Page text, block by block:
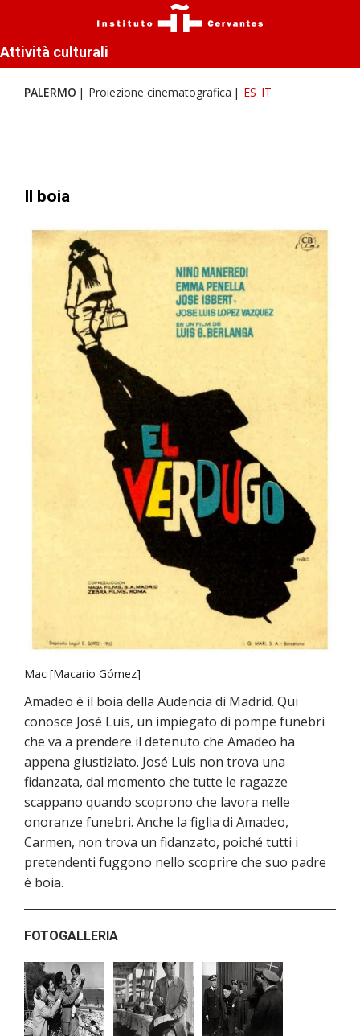
Attività culturali
PALERMO Proiezione cinematografica ES IT
Il boia
Mac [Macario Gómez]
Amadeo è il boia della Audencia di Madrid. Qui
conosce José Luis, un impiegato di pompe funebri
che va a prendere il detenuto che Amadeo ha
appena giustiziato. José Luis non trova una
fidanzata, dal momento che tutte le ragazze
scappano quando scoprono che lavora nelle
onoranze funebri. Anche la figlia di Amadeo,
Carmen, non trova un fidanzato, poiché tutti i
pretendenti fuggono nello scoprire che suo padre
è boia.
FOTOGALLERIA